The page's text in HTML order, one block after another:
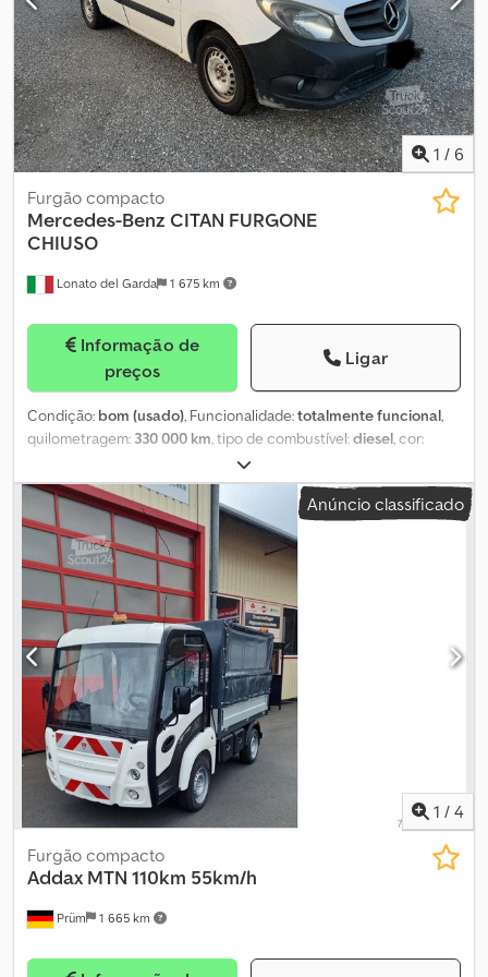
comandos no volante Integração de smartphone Sensores de
estacionamento traseiros Câmara de marcha-atrás Faróis de
nevoeiro Airbag do condutor 3 lugares na cabine Cruise control
Revestimento interno de piso e laterais Cjdsw Ela Tjpfx Am Usrf
1 / 6
Lonato del Garda 1 675 km
Furgão compacto
Mercedes-Benz CITAN FURGONE
CHIUSO
Informação de
preços
Ligar
Condição: bom (usado), Funcionalidade:totalmente funcional,
quilometragem: 330 000 km, tipo de combustível:diesel, cor:
mecânico
5, Ano de fabrico:2014, Equipamento:ABS, ar condicionado,
Caminhão usado Mercedes-Benz Citan furgão fechado, ano 2004,
transmissão manual, comprimento total do veículo 4.300 mm,
peso total 1.950 kg, capacidade útil 520 kg, ar-condicionado, ABS,
Euro5 B, espelhos e vidros elétricos, rádio, 330.000 km, em bom
estado de conservação. Crjdpfx Aeuiy Nasm Usf
Anúncio classificado
1 / 4
Prüm 1 665 km
Furgão compacto
Addax MTN 110km 55km/h